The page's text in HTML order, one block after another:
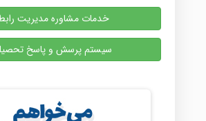
خدمات مشاوره مدیریت
سیستم پرسش و پاسخ